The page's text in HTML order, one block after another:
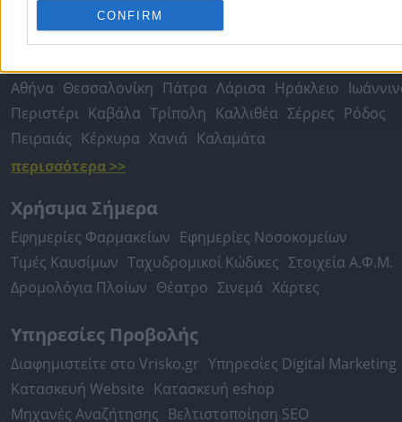
CONFIRM
περισσότερα >>
Αθήνα Θεσσαλονίκη Πάτρα Λάρισα Ηράκλειο
Περιστέρι Καβάλα Τρίπολη Καλλιθέα Σέρρες Ρόδος
Πειραιάς Κέρκυρα Χανιά Καλαμάτα
περισσότερα >>
Χρήσιμα Σήμερα
Εφημερίες Φαρμακείων Εφημερίες Νοσοκομείων
Τιμές Καυσίμων Ταχυδρομικοί Κώδικες Στοιχεία Α.Φ.Μ.
Δρομολόγια Πλοίων Θέατρο Σινεμά Χάρτες
Υπηρεσίες Προβολής
Διαφημιστείτε στο Vrisko.gr Υπηρεσίες Digital Marketing
Κατασκευή Website Κατασκευή eshop
Μηχανές Αναζήτησης Βελτιστοποίηση SEO